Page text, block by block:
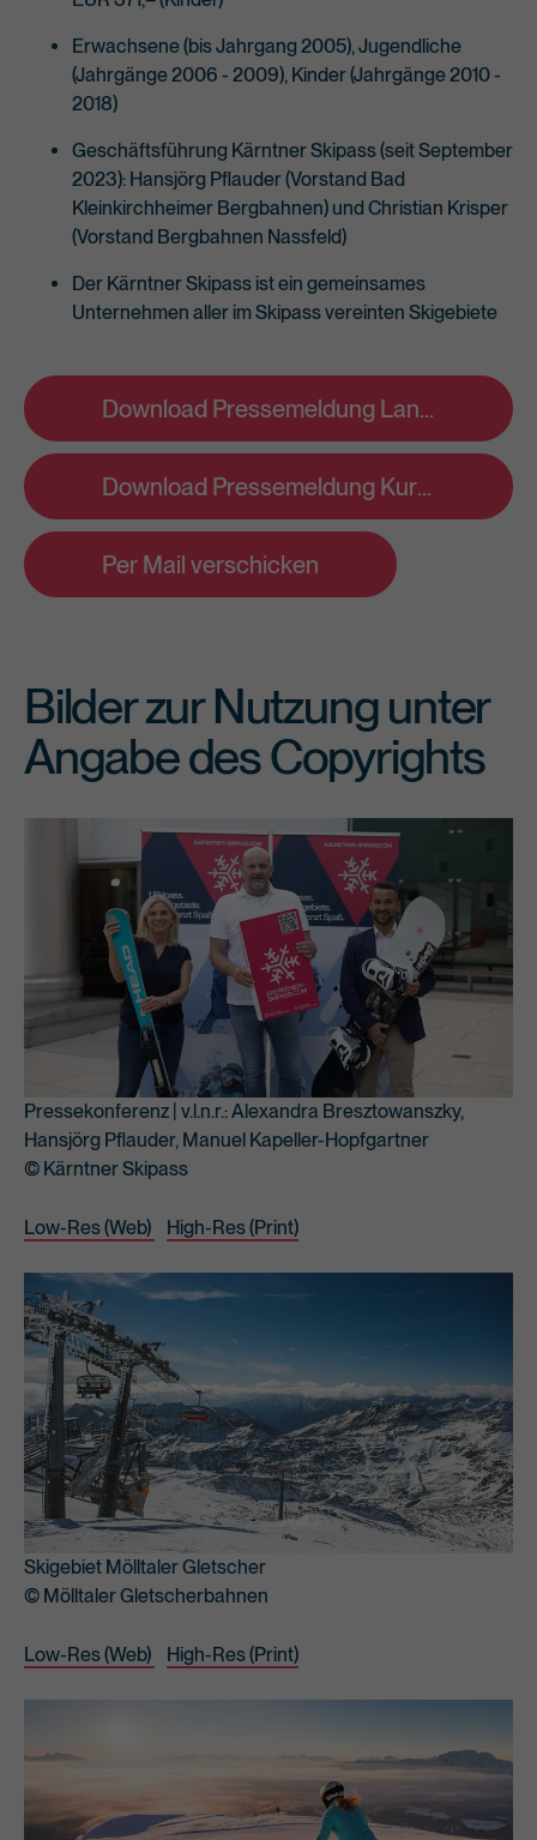
Erwachsene (bis Jahrgang 2005), Jugendliche
(Jahrgänge 2006 - 2009), Kinder (Jahrgänge 2010 -
2018)
Geschäftsführung Kärntner Skipass (seit September
2023): Hansjörg Pflauder (Vorstand Bad
Kleinkirchheimer Bergbahnen) und Christian Krisper
(Vorstand Bergbahnen Nassfeld)
Der Kärntner Skipass ist ein gemeinsames
Unternehmen aller im Skipass vereinten Skigebiete
Download Pressemeldung Langversion
Download Pressemeldung Kurzversion
Per Mail verschicken
Bilder zur Nutzung unter
Angabe des Copyrights
Pressekonferenz | v.l.n.r.: Alexandra Bresztowanszky,
Hansjörg Pflauder, Manuel Kapeller-Hopfgartner
© Kärntner Skipass
Low-Res (Web) High-Res (Print)
Skigebiet Mölltaler Gletscher
© Mölltaler Gletscherbahnen
Low-Res (Web) High-Res (Print)